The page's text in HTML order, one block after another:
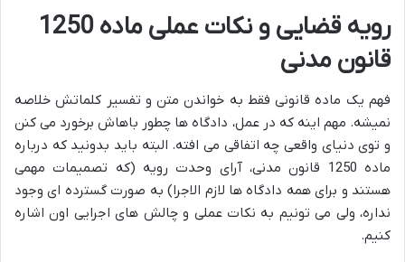
رویه قضایی و نکات عملی ماده 1250
قانون مدنی
فهم یک ماده قانونی فقط به خواندن متن و تفسیر کلماتش خلاصه
نمیشه. مهم اینه که در عمل، دادگاه ها چطور باهاش برخورد می کنن
و توی دنیای واقعی چه اتفاقی می افته. البته باید بدونید که درباره
ماده 1250 قانون مدنی، آرای وحدت رویه (که تصمیمات مهمی
هستند و برای همه دادگاه ها لازم الاجرا) به صورت گسترده ای وجود
نداره، ولی می تونیم به نکات عملی و چالش های اجرایی اون اشاره
کنیم.